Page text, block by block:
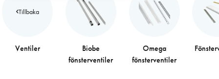
Tillbaka
Ventiler
Biobe
fönsterventiler
Omega
fönsterventiler